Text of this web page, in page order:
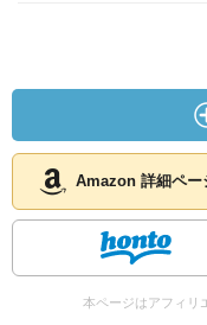
Amazon 詳細ペー
本ページはアフィリ